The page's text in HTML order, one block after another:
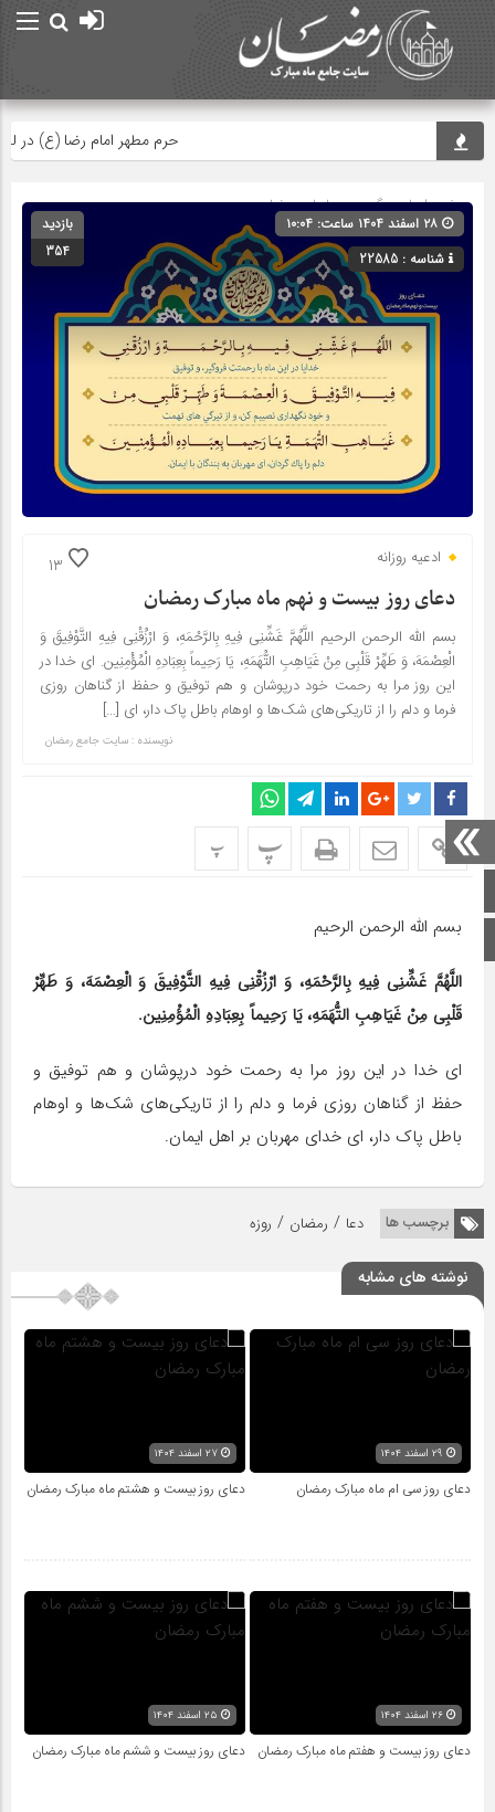
اینستاگرام
حرم مطهر امام رضا (ع) در لحظه
صفحه اصلی» گروه »دعاهای رمضان
شناسه : 22585
بازدید
354
13 ادعیه روزانه
دعای روز بیست و نهم ماه مبارک رمضان
بسم الله الرحمن الرحیم اللَّهُمَّ غَشِّنِی فِیهِ بِالرَّحْمَهِ، وَ ارْزُقْنِی فِیهِ التَّوْفِیقَ وَ
الْعِصْمَهَ، وَ طَهِّرْ قَلْبِی مِنْ غَیَاهِبِ التُّهَمَهِ، یَا رَحِیماً بِعِبَادِهِ الْمُؤْمِنِین. ای خدا در
این روز مرا به رحمت خود درپوشان و هم توفیق و حفظ از گناهان روزی
فرما و دلم را از تاریکی‌های شک‌ها و اوهام باطل پاک دار، ای […]
نویسنده : سایت جامع رمضان
پ پ
بسم الله الرحمن الرحیم
اللَّهُمَّ غَشِّنِی فِیهِ بِالرَّحْمَهِ، وَ ارْزُقْنِی فِیهِ التَّوْفِیقَ وَ الْعِصْمَهَ، وَ طَهِّرْ
قَلْبِی مِنْ غَیَاهِبِ التُّهَمَهِ، یَا رَحِیماً بِعِبَادِهِ الْمُؤْمِنِین.
ای خدا در این روز مرا به رحمت خود درپوشان و هم توفیق و
حفظ از گناهان روزی فرما و دلم را از تاریکی‌های شک‌ها و اوهام
باطل پاک دار، ای خدای مهربان بر اهل ایمان.
برچسب ها دعا / رمضان / روزه
نوشته های مشابه
دعای روز سی ام ماه مبارک رمضان دعای روز بیست و هشتم ماه مبارک رمضان
۲۶ اسفند ۱۴۰۴
دعای روز بیست و هفتم ماه مبارک رمضان دعای روز بیست و ششم ماه مبارک رمضان